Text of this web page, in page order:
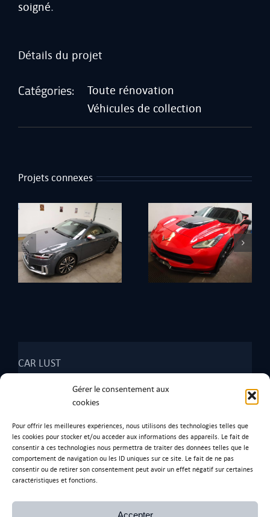
Gérer le consentement aux
cookies
Pour offrir les meilleures expériences, nous utilisons des technologies telles que
les cookies pour stocker et/ou accéder aux informations des appareils. Le fait de
consentir à ces technologies nous permettra de traiter des données telles que le
comportement de navigation ou les ID uniques sur ce site. Le fait de ne pas
consentir ou de retirer son consentement peut avoir un effet négatif sur certaines
caractéristiques et fonctions.
Accepter
soigné.
Détails du projet
Catégories:
Toute rénovation
Véhicules de collection
Projets connexes
Corvette Hennessey Porsche 914.6
CAR LUST
01390 Tramoyes.
Ancienne adresse